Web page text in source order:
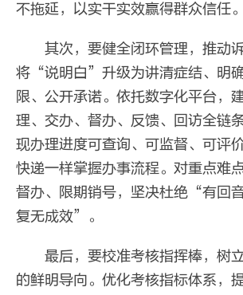
不拖延，以实干实效赢得群众信任。
其次，要健全闭环管理，推动诉
将“说明白”升级为讲清症结、明
限、公开承诺。依托数字化平台，
理、交办、督办、反馈、回访全链
现办理进度可查询、可监督、可评
快递一样掌握办事流程。对重点难
督办、限期销号，坚决杜绝“有回
复无成效”。
最后，要校准考核指挥棒，树
的鲜明导向。优化考核指标体系，